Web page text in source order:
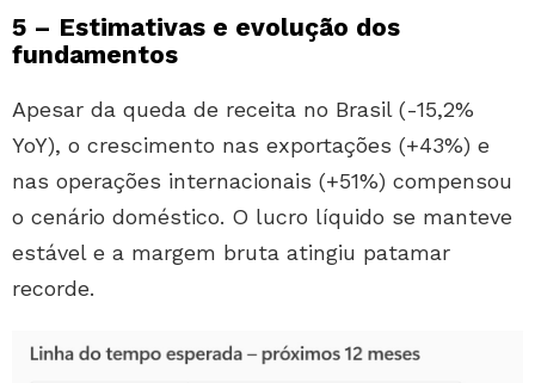
5 – Estimativas e evolução dos
fundamentos
Apesar da queda de receita no Brasil (-15,2%
YoY), o crescimento nas exportações (+43%) e
nas operações internacionais (+51%) compensou
o cenário doméstico. O lucro líquido se manteve
estável e a margem bruta atingiu patamar
recorde.